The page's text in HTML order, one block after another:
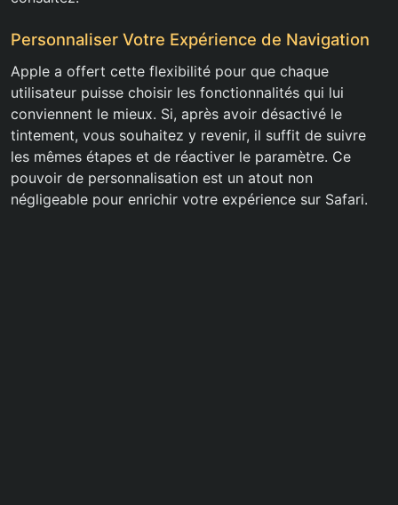
Personnaliser Votre Expérience de Navigation
Apple a offert cette flexibilité pour que chaque
utilisateur puisse choisir les fonctionnalités qui lui
conviennent le mieux. Si, après avoir désactivé le
tintement, vous souhaitez y revenir, il suffit de suivre
les mêmes étapes et de réactiver le paramètre. Ce
pouvoir de personnalisation est un atout non
négligeable pour enrichir votre expérience sur Safari.